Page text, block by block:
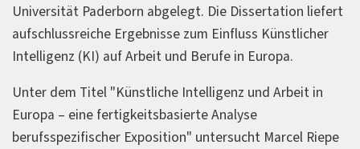
Universität Paderborn abgelegt. Die Dissertation liefert
aufschlussreiche Ergebnisse zum Einfluss Künstlicher
Intelligenz (KI) auf Arbeit und Berufe in Europa.
Unter dem Titel "Künstliche Intelligenz und Arbeit in
Europa – eine fertigkeitsbasierte Analyse
berufsspezifischer Exposition" untersucht Marcel Riepe